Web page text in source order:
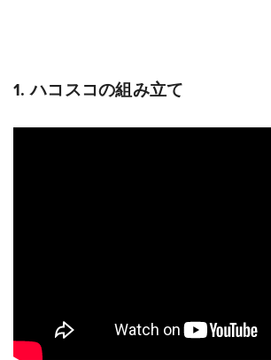
1. ハコスコの組み立て